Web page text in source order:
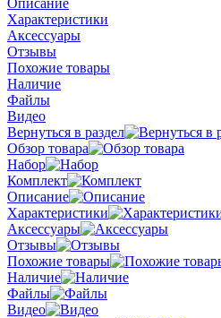
Характеристики
Аксессуары
Отзывы
Похожие товары
Наличие
Файлы
Видео
Вернуться в раздел
Обзор товара
Набор
Комплект
Описание
Характеристики
Аксессуары
Отзывы
Похожие товары
Наличие
Файлы
Видео